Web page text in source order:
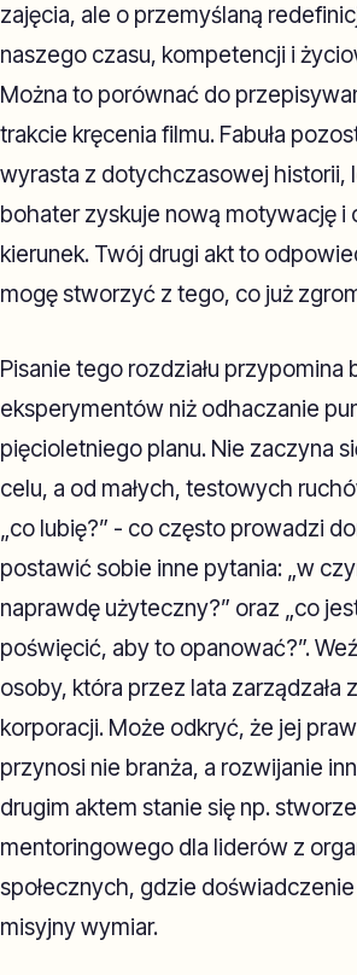
zajęcia, ale o przemyślaną
naszego czasu, kompetencji i
Można to porównać do
trakcie kręcenia filmu. Fabuła
wyrasta z dotychczasowej historii,
bohater zyskuje nową motywację i
kierunek. Twój drugi akt to
mogę stworzyć z tego, co już
Pisanie tego rozdziału przypomina
eksperymentów niż odhaczanie
pięcioletniego planu. Nie zaczyna
celu, a od małych, testowych
„co lubię?” - co często prowadzi
postawić sobie inne pytania: „w
naprawdę użyteczny?” oraz „co
poświęcić, aby to opanować?”.
osoby, która przez lata zarządzała
korporacji. Może odkryć, że jej
przynosi nie branża, a rozwijanie
drugim aktem stanie się np.
mentoringowego dla liderów z
społecznych, gdzie
misyjny wymiar.